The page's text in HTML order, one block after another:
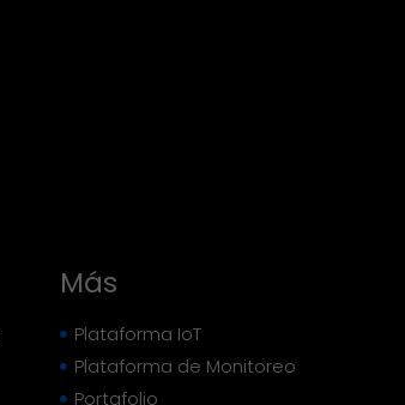
Más
Plataforma IoT
Plataforma de Monitoreo
Portafolio